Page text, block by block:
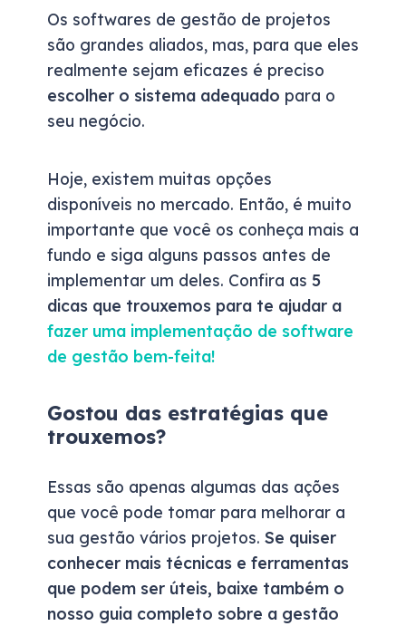
Os softwares de gestão de projetos
são grandes aliados, mas, para que eles
realmente sejam eficazes é preciso
escolher o sistema adequado para o
seu negócio.
Hoje, existem muitas opções
disponíveis no mercado. Então, é muito
importante que você os conheça mais a
fundo e siga alguns passos antes de
implementar um deles. Confira as 5
dicas que trouxemos para te ajudar a
fazer uma implementação de software
de gestão bem-feita!
Gostou das estratégias que
trouxemos?
Essas são apenas algumas das ações
que você pode tomar para melhorar a
sua gestão vários projetos. Se quiser
conhecer mais técnicas e ferramentas
que podem ser úteis, baixe também o
nosso guia completo sobre a gestão